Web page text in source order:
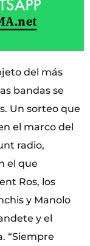
del más
bandas se
Un sorteo que
el marco del
radio,
el que
Ros, los
y Manolo
y el
“Siempre